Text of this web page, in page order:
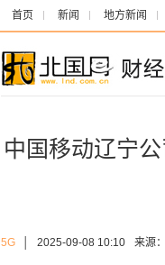
首页 新闻 地方新闻
中国移动辽宁
5G 2025-09-08 10:10 来源：